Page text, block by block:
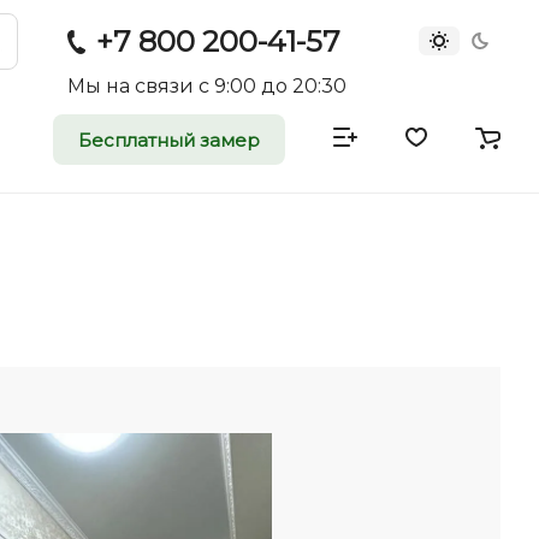
+7 800 200-41-57
Мы на связи с 9:00 до 20:30
Бесплатный замер
и